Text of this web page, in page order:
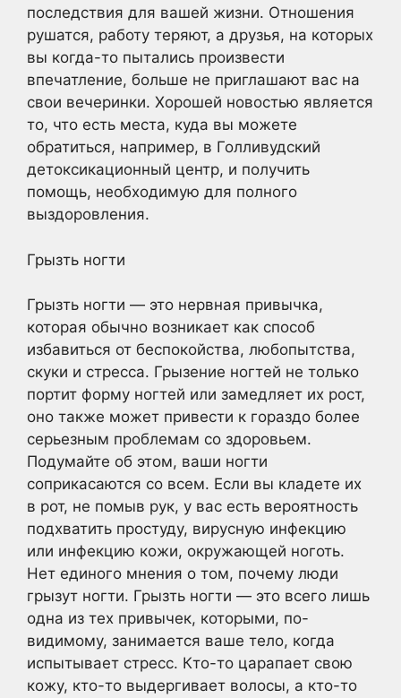
последствия для вашей жизни. Отношения
рушатся, работу теряют, а друзья, на которых
вы когда-то пытались произвести
впечатление, больше не приглашают вас на
свои вечеринки. Хорошей новостью является
то, что есть места, куда вы можете
обратиться, например, в Голливудский
детоксикационный центр, и получить
помощь, необходимую для полного
выздоровления.
Грызть ногти
Грызть ногти — это нервная привычка,
которая обычно возникает как способ
избавиться от беспокойства, любопытства,
скуки и стресса. Грызение ногтей не только
портит форму ногтей или замедляет их рост,
оно также может привести к гораздо более
серьезным проблемам со здоровьем.
Подумайте об этом, ваши ногти
соприкасаются со всем. Если вы кладете их
в рот, не помыв рук, у вас есть вероятность
подхватить простуду, вирусную инфекцию
или инфекцию кожи, окружающей ноготь.
Нет единого мнения о том, почему люди
грызут ногти. Грызть ногти — это всего лишь
одна из тех привычек, которыми, по-
видимому, занимается ваше тело, когда
испытывает стресс. Кто-то царапает свою
кожу, кто-то выдергивает волосы, а кто-то